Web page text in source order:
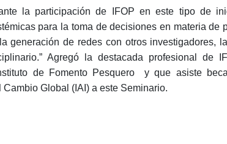
la participación de IFOP en este tipo de
para la toma de decisiones en materia de
generación de redes con otros investigadores,
Agregó la destacada profesional
de Fomento Pesquero
y que asiste
Cambio Global (IAI) a este Seminario.